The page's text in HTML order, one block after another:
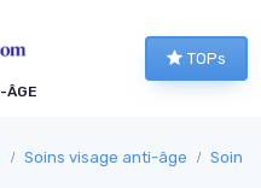
ÂGE
TOPs
Soins visage anti-âge Soins